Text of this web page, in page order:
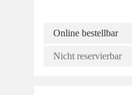
Online bestellbar
Nicht reservierbar